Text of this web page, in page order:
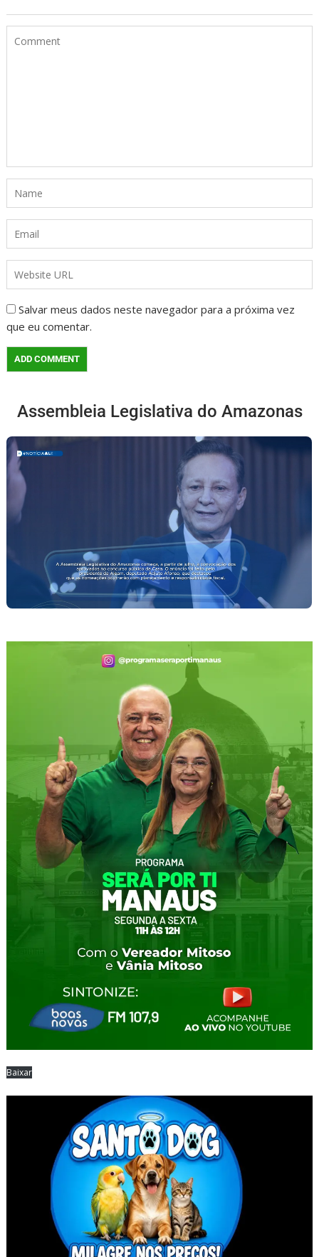
Salvar meus dados neste navegador para a próxima vez
que eu comentar.
Assembleia Legislativa do Amazonas
Baixar